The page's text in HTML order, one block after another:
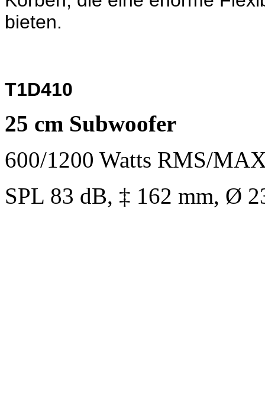
bieten.
T1D410
25 cm Subwoofer
600/1200 Watts RMS/
SPL 83 dB, ‡ 162 mm, Ø